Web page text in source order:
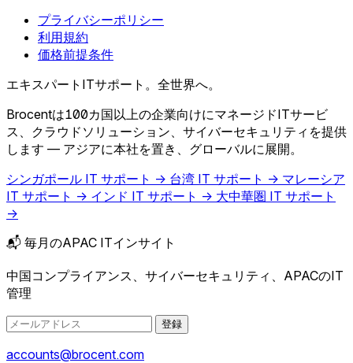
プライバシーポリシー
利用規約
価格前提条件
エキスパートITサポート。全世界へ。
Brocentは100カ国以上の企業向けにマネージドITサービ
ス、クラウドソリューション、サイバーセキュリティを提供
します — アジアに本社を置き、グローバルに展開。
シンガポール IT サポート → 台湾 IT サポート → マレーシア
IT サポート → インド IT サポート → 大中華圏 IT サポート
→
📬 毎月のAPAC ITインサイト
中国コンプライアンス、サイバーセキュリティ、APACのIT
管理
登録
accounts@brocent.com